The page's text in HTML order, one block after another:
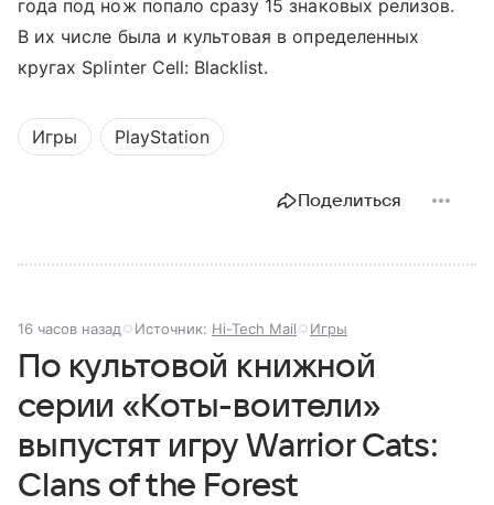
года под нож попало сразу 15 знаковых релизов.
В их числе была и культовая в определенных
кругах Splinter Cell: Blacklist.
Игры PlayStation
Поделиться
16 часов назад Источник: Hi-Tech Mail Игры
По культовой книжной
серии «Коты-воители»
выпустят игру Warrior Cats:
Clans of the Forest